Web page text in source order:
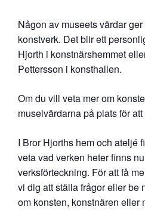
Någon av museets värdar
konstverk. Det blir ett
Hjorth i konstnärshemmet
Pettersson i konsthallen.
Om du vill veta mer om
museivärdarna på plats för
I Bror Hjorths hem och ateljé
veta vad verken heter finns
verksförteckning. För att få
vi dig att ställa frågor eller be
om konsten, konstnären eller